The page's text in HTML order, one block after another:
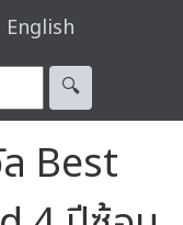
English
🔍︎
Best